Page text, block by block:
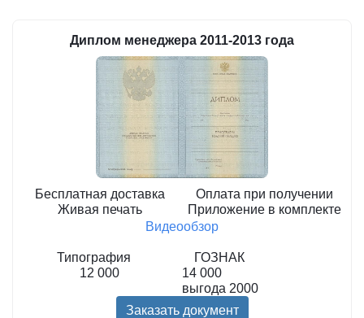
Диплом менеджера 2011-2013 года
Бесплатная доставка
Живая печать
Оплата при получении
Приложение в комплекте
Видеообзор
Типография
ГОЗНАК
12 000
14 000
выгода 2000
Заказать документ